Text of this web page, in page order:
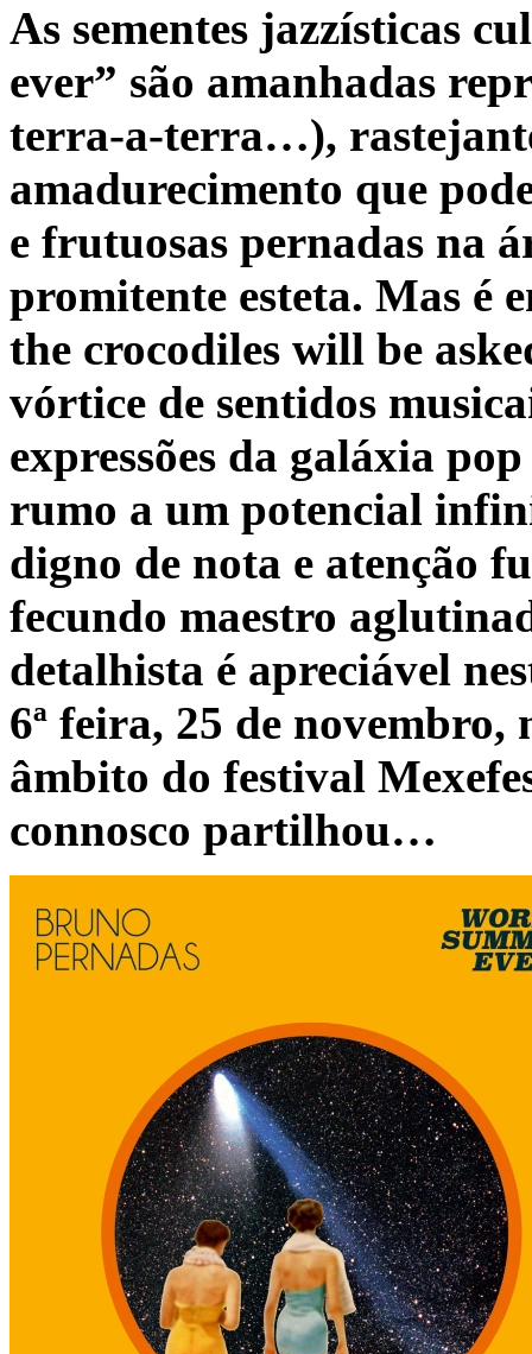
As sementes jazzísticas
ever” são amanhadas
terra-a-terra…),
amadurecimento que
e frutuosas pernadas na
promitente esteta. Mas é
the crocodiles will be
vórtice de sentidos
expressões da galáxia
rumo a um potencial
digno de nota e atenção
fecundo maestro
detalhista é apreciável
6ª feira, 25 de
âmbito do festival
connosco partilhou…